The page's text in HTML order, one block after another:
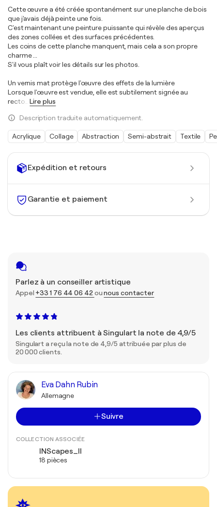
Expédition et retours
Garantie et paiement
Parlez à un conseiller artistique
Appel +33 1 76 44 06 42 ounous contacter
Les clients attribuent à Singulart la note de 4,9/5
Singulart a reçu la note de 4,9/5 attribuée par plus de
20 000 clients.
Eva Dahn Rubin
Allemagne
Suivre
COLLECTION ASSOCIÉE
INScapes_II
18 pièces
Cette œuvre a été créée spontanément sur une planche de bois
que j'avais déjà peinte une fois.
C'est maintenant une peinture puissante qui révèle des aperçus
des zones collées et des surfaces précédentes.
Les coins de cette planche manquent, mais cela a son propre
charme ...
S'il vous plaît voir les détails sur les photos.
Un vernis mat protège l'œuvre des effets de la lumière
Lorsque l'œuvre est vendue, elle est subtilement signée au
recto
Lire plus
Description traduite automatiquement.
Acrylique Collage Abstraction Semi-abstrait Textile